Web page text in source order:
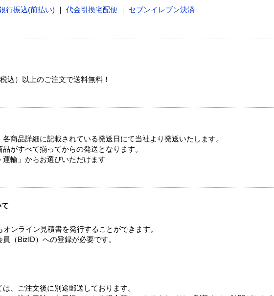
行振込(前払い) 代金引換宅配便
セブンイレブン決済
込）以上のご注文で送料無料！
商品詳細に記載されている発送日にて当社より発送いたします。
がすべて揃ってからの発送となります。
輸」からお選びいただけます
ンライン見積書を発行することができます。
（BizID）への登録が必要です。
、ご注文後に別途郵送しております。